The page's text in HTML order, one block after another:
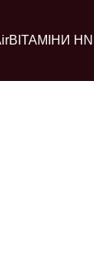
ВІТАМІНИ HN